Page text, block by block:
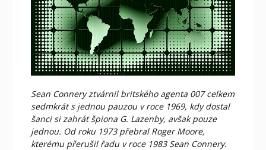
Sean Connery ztvárnil britského agenta 007celkem
sedmkrát s jednou pauzou v roce 1969, kdy dostal
šanci si zahrát špiona G. Lazenby, avšak pouze
jednou. Od roku 1973 přebral Roger Moore,
kterému přerušil řadu v roce 1983 Sean Connery.